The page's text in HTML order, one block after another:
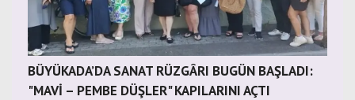
BÜYÜKADA’DA SANAT RÜZGÂRI BUGÜN BAŞLADI:
"MAVİ – PEMBE DÜŞLER" KAPILARINI AÇTI